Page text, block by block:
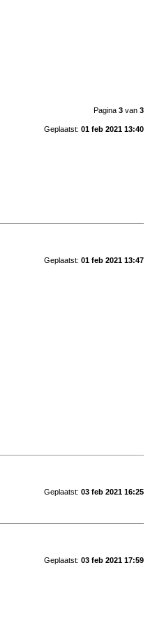
Pagina 3van 3
Geplaatst: 01 feb 2021 13:40
Geplaatst: 01 feb 2021 13:47
Geplaatst: 03 feb 2021 16:25
Geplaatst: 03 feb 2021 17:59